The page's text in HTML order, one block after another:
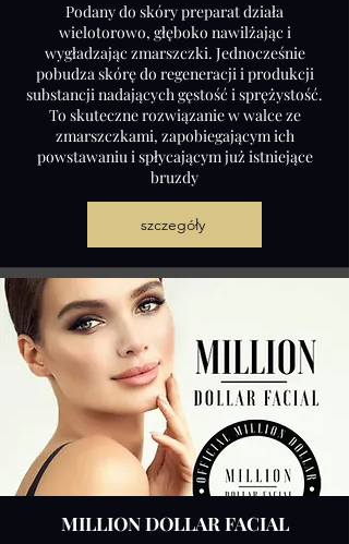
Podany do skóry preparat działa
wielotorowo, głęboko nawilżając i
wygładzając zmarszczki. Jednocześnie
pobudza skórę do regeneracji i produkcji
substancji nadających gęstość i sprężystość.
To skuteczne rozwiązanie w walce ze
zmarszczkami, zapobiegającym ich
powstawaniu i spłycającym już istniejące
bruzdy
szczegóły
MILLION DOLLAR FACIAL